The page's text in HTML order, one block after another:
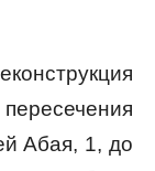
Абая, 1, до